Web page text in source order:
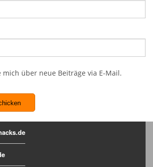
mich über neue Beiträge via E-Mail.